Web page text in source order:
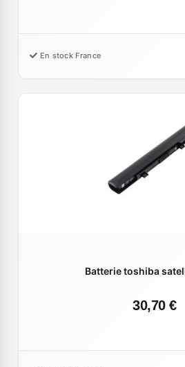
En stock France
Batterie toshiba
30,70 €